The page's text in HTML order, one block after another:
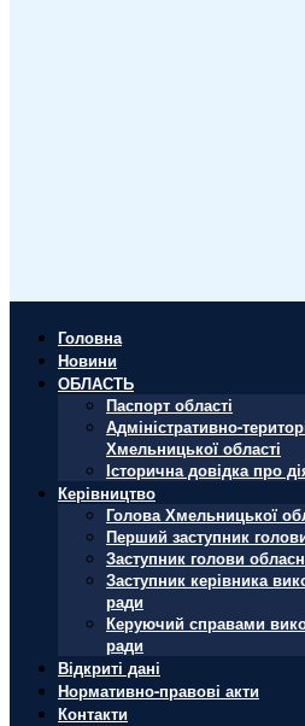
Головна
Новини
ОБЛАСТЬ
Паспорт області
Адміністративно-
Хмельницької області
Історична довідка про
Керівництво
Голова Хмельницької
Перший заступник
Заступник голови
Заступник керівника
ради
Керуючий справами
ради
Відкриті дані
Нормативно-правові акти
Контакти